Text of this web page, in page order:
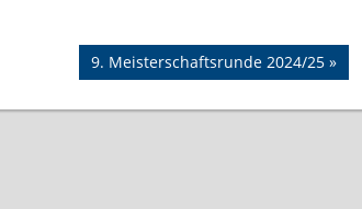
Nächster
Beitrag:
9. Meisterschaftsrunde 2024/25